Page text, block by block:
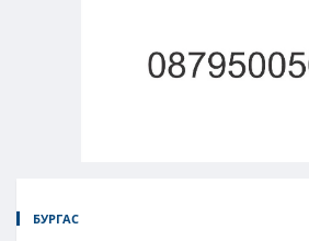
БУРГАС